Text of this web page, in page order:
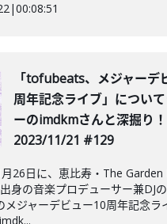
|00:08:51
「tofubeats、メジャーデ
周年記念ライブ」につい
ーのimdkmさんと深掘り！
2023/11/21 #129
26日に、恵比寿・The Garden
身の音楽プロデューサー兼DJの
ジャーデビュー10周年記念ラ